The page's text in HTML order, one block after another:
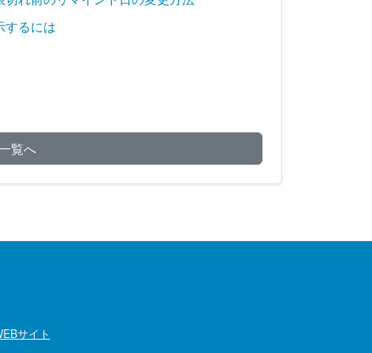
するには
覧へ
サイト